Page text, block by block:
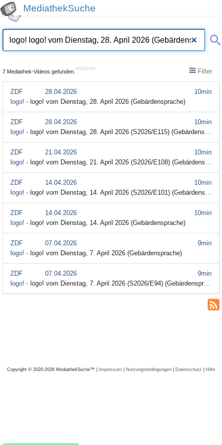
MediathekSuche
7 Mediathek-Videos gefunden.
erklären Filter
10min
ZDF
28.04.2026
logo! - logo! vom Dienstag, 28. April 2026 (Gebärdensprache)
10min
ZDF
28.04.2026
logo! - logo! vom Dienstag, 28. April 2026 (S2026/E115) (Gebärdensprache)
10min
ZDF
21.04.2026
logo! - logo! vom Dienstag, 21. April 2026 (S2026/E108) (Gebärdensprache)
10min
ZDF
14.04.2026
logo! - logo! vom Dienstag, 14. April 2026 (S2026/E101) (Gebärdensprache)
10min
ZDF
14.04.2026
logo! - logo! vom Dienstag, 14. April 2026 (Gebärdensprache)
9min
ZDF
07.04.2026
logo! - logo! vom Dienstag, 7. April 2026 (Gebärdensprache)
9min
ZDF
07.04.2026
logo! - logo! vom Dienstag, 7. April 2026 (S2026/E94) (Gebärdensprache)
Copyright © 2020-2026 MediathekSuche™ | Impressum | Nutzungsbedingungen | Datenschutz | Hilfe